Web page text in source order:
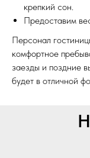
крепкий сон.
Предоставим
Персонал
комфортное
заезды и поздние
будет в отличной